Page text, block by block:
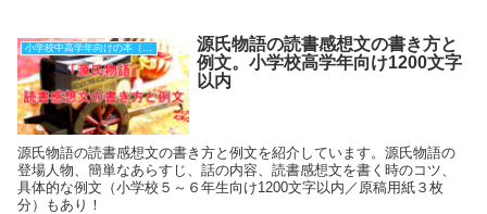
源氏物語の読書感想文の書き方と
例文。小学校高学年向け1200文字
以内
源氏物語の読書感想文の書き方と例文を紹介しています。源氏物語の
登場人物、簡単なあらすじ、話の内容、読書感想文を書く時のコツ、
具体的な例文（小学校５～６年生向け1200文字以内／原稿用紙３枚
分）もあり！